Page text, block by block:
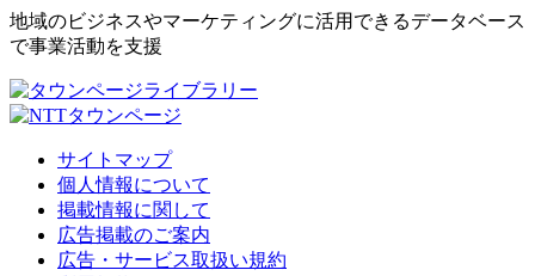
地域のビジネスやマーケティングに活用できるデータベース
で事業活動を支援
サイトマップ
個人情報について
掲載情報に関して
広告掲載のご案内
広告・サービス取扱い規約